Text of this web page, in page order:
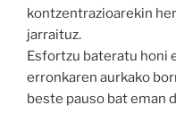
kontzentrazioarekin
jarraituz.
Esfortzu bateratu honi
erronkaren aurkako
beste pauso bat eman